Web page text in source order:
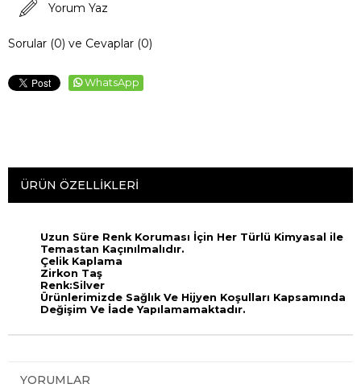
Yorum Yaz
Sorular (0) ve Cevaplar (0)
WhatsApp
ÜRÜN ÖZELLIKLERI
Uzun Süre Renk Koruması İçin Her Türlü Kimyasal ile
Temastan Kaçınılmalıdır.
Çelik Kaplama
Zirkon Taş
Renk:Silver
Ürünlerimizde Sağlık Ve Hijyen Koşulları Kapsamında
Değişim Ve İade Yapılamamaktadır.
YORUMLAR